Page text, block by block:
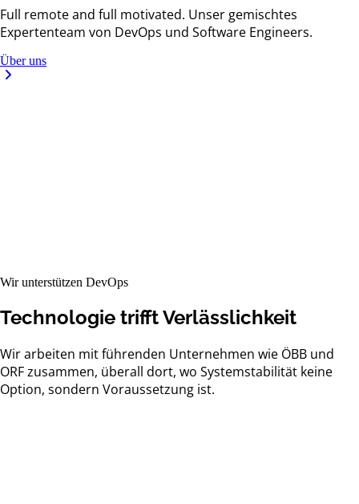
Full remote and full motivated. Unser gemischtes
Expertenteam von DevOps und Software Engineers.
Über uns
Wir unterstützen DevOps
Technologie trifft Verlässlichkeit
Wir arbeiten mit führenden Unternehmen wie ÖBB und
ORF zusammen, überall dort, wo Systemstabilität keine
Option, sondern Voraussetzung ist.